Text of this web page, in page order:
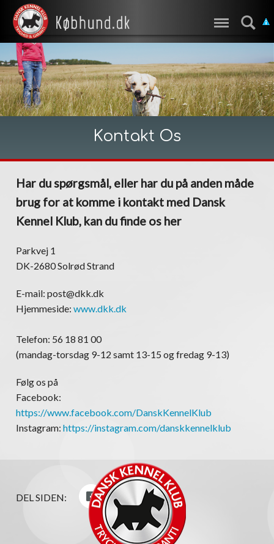
Kontakt Os
Har du spørgsmål, eller har du på anden måde
brug for at komme i kontakt med Dansk
Kennel Klub, kan du finde os her
Parkvej 1
DK-2680 Solrød Strand
E-mail: post@dkk.dk
Hjemmeside: www.dkk.dk
Telefon: 56 18 81 00
(mandag-torsdag 9-12 samt 13-15 og fredag 9-13)
Følg os på
Facebook:
https://www.facebook.com/DanskKennelKlub
Instagram: https://instagram.com/danskkennelklub
DEL SIDEN: